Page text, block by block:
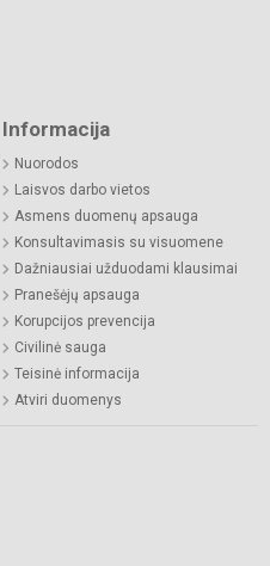
Informacija
Nuorodos
Laisvos darbo vietos
Asmens duomenų apsauga
Konsultavimasis su visuomene
Dažniausiai užduodami klausimai
Pranešėjų apsauga
Korupcijos prevencija
Civilinė sauga
Teisinė informacija
Atviri duomenys